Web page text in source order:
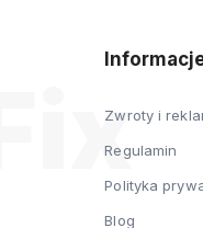
Zwroty i
Regulamin
Polityka
Blog